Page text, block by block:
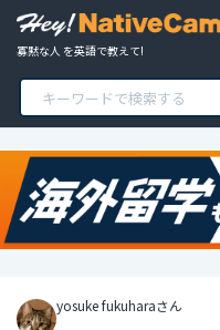
寡黙な人 を英語で教えて!
yosuke fukuharaさん